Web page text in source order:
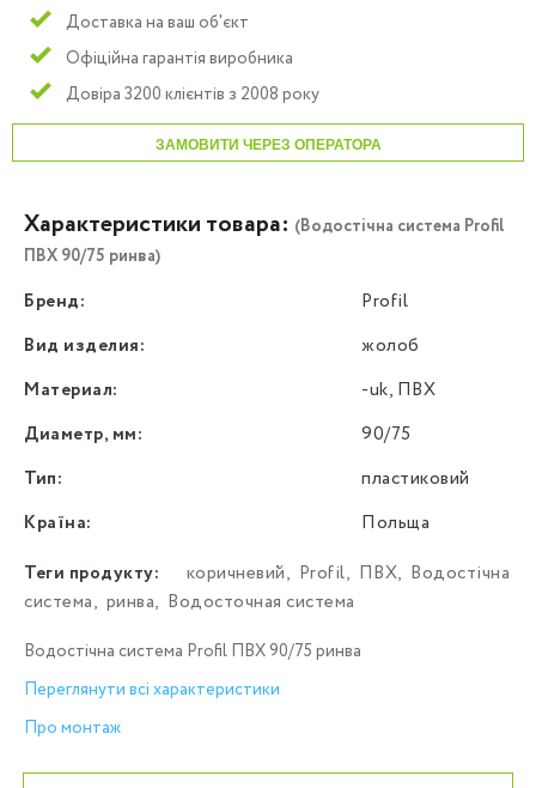
Доставка на ваш об'єкт
Офіційна гарантія виробника
Довіра 3200 клієнтів з 2008 року
ЗАМОВИТИ ЧЕРЕЗ ОПЕРАТОРА
Характеристики товара: (Водостічна система Profil
ПВХ 90/75 ринва)
Бренд:
Profil
Вид изделия:
жолоб
Материал:
-uk, ПВХ
Диаметр, мм:
90/75
Тип:
пластиковий
Країна:
Польща
Теги продукту:
коричневий, Profil, ПВХ, Водостічна
система, ринва, Водосточная система
Водостічна система Profil ПВХ 90/75 ринва
Переглянути всі характеристики
Про монтаж